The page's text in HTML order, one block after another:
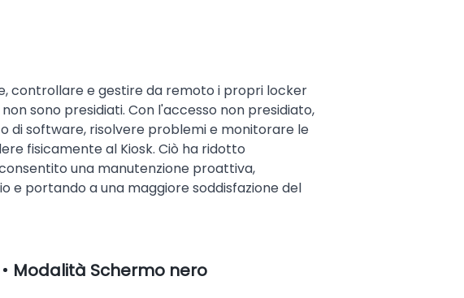
controllare e gestire da remoto i propri locker
sono presidiati. Con l'accesso non presidiato,
di software, risolvere problemi e monitorare le
fisicamente al Kiosk. Ciò ha ridotto
una manutenzione proattiva,
e portando a una maggiore soddisfazione del
Modalità Schermo nero